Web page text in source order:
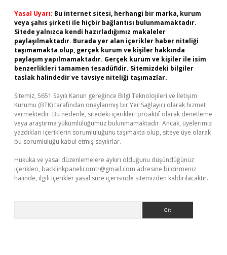
Yasal Uyarı: Bu internet sitesi, herhangi bir marka, kurum
veya şahıs şirketi ile hiçbir bağlantısı bulunmamaktadır.
Sitede yalnızca kendi hazırladığımız makaleler
paylaşılmaktadır. Burada yer alan içerikler haber niteliği
taşımamakta olup, gerçek kurum ve kişiler hakkında
paylaşım yapılmamaktadır. Gerçek kurum ve kişiler ile isim
benzerlikleri tamamen tesadüfidir. Sitemizdeki bilgiler
taslak halindedir ve tavsiye niteliği taşımazlar.
Sitemiz, 5651 Sayılı Kanun gereğince Bilgi Teknolojileri ve İletişim
Kurumu (BTK) tarafından onaylanmış bir Yer Sağlayıcı olarak hizmet
vermektedir. Bu nedenle, sitedeki içerikleri proaktif olarak denetleme
veya araştırma yükümlülüğümüz bulunmamaktadır. Ancak, üyelerimiz
yazdıkları içeriklerin sorumluluğunu taşımakta olup, siteye üye olarak
bu sorumluluğu kabul etmiş sayılırlar.
Hukuka ve yasal düzenlemelere aykırı olduğunu düşündüğünüz
içerikleri, backlinkpanelicomtr@gmail.com adresine bildirmeniz
halinde, ilgili içerikler yasal süre içerisinde sitemizden kaldırılacaktır.